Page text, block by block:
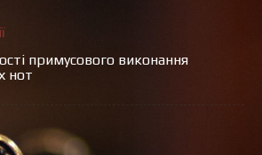
примусового виконання
нот